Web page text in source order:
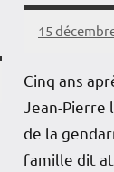
15
Cinq ans
Jean-Pierre
de la
famille dit